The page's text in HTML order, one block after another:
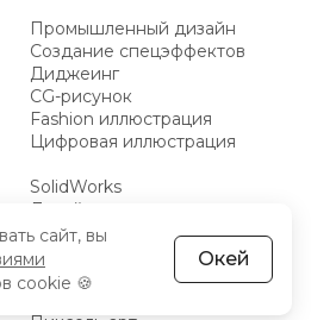
Промышленный дизайн
Создание спецэффектов
Диджеинг
CG-рисунок
Fashion иллюстрация
Цифровая иллюстрация
SolidWorks
Дизайн логотипов
Масляная живопись
Дизайн рекламы
VFX
сайт, вы
cookie 🍪
Окей